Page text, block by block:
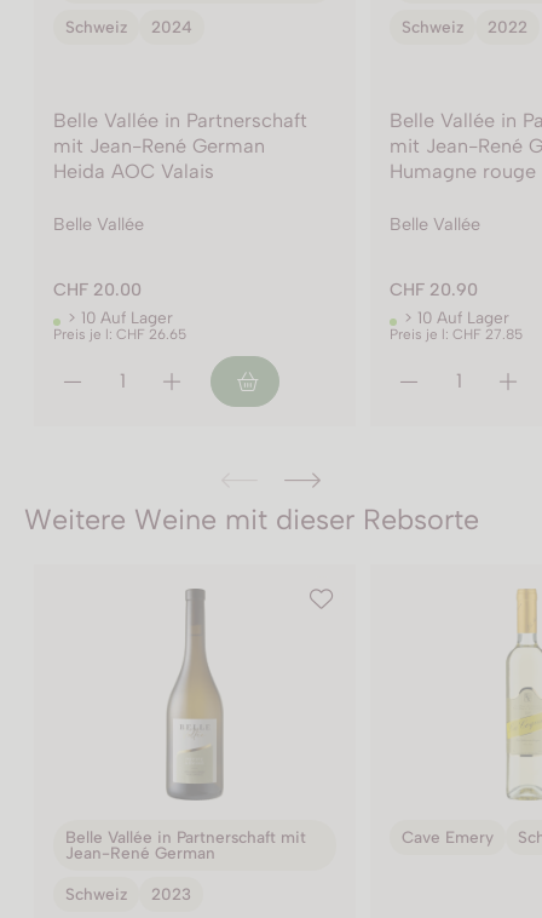
Schweiz 2022
Belle Vallée in Partnerschaft
mit Jean-René German
Humagne rouge AOC Valais
Belle Vallée
CHF 20.90
> 10 Auf Lager
Preis je l: CHF 27.85
Schweiz 2022
Belle Vallée in
mit Jean-René
Cornalin AOC
Belle Vallée
CHF 23.00
> 10 Auf Lager
Preis je l: CHF 30.65
Weitere Weine mit dieser Rebsorte
Cave Emery Schweiz 2023 Cave Emery